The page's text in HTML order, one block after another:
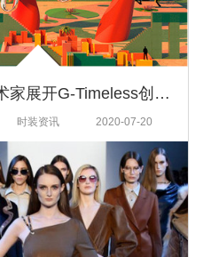
Gucci联合艺术家展开G-Timeless创意合作
时装资讯 2020-07-20